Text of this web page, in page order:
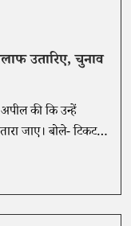
उतारिए, चुनाव
अपील की कि उन्हें
जाए। बोले- टिकट